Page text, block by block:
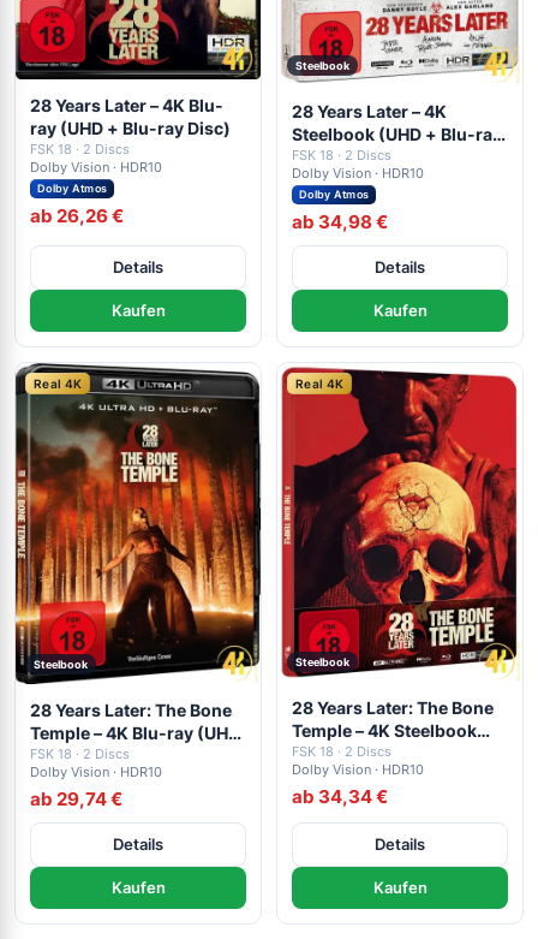
28 Years Later – 4K Blu-
ray (UHD + Blu-ray Disc)
FSK 18 · 2 Discs
Dolby Vision · HDR10
Dolby Atmos
ab 26,26 €
Details
Kaufen
Steelbook
28 Years Later – 4K
Steelbook (UHD + Blu-ray
Disc)
FSK 18 · 2 Discs
Dolby Vision · HDR10
Dolby Atmos
ab 34,98 €
Details
Kaufen
Real 4K
Steelbook
28 Years Later: The Bone
Temple – 4K Blu-ray (UHD
+ Blu-ray Disc)
FSK 18 · 2 Discs
Dolby Vision · HDR10
ab 29,74 €
Details
Kaufen
Real 4K
Steelbook
28 Years Later: The Bone
Temple – 4K Steelbook
(UHD + Blu-ray Disc)
FSK 18 · 2 Discs
Dolby Vision · HDR10
ab 34,34 €
Details
Kaufen